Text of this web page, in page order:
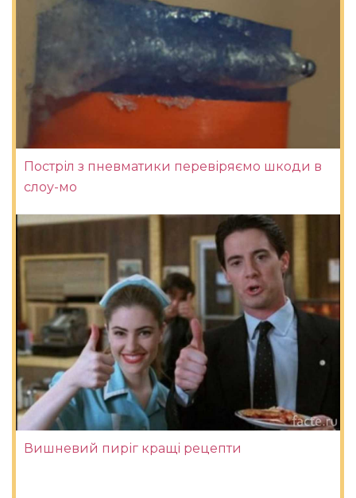
Постріл з пневматики перевіряємо шкоди в
слоу-мо
Вишневий пиріг кращі рецепти